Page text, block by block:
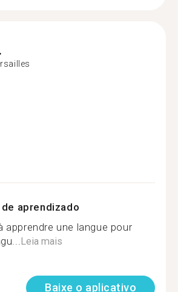
aprendizado
apprendre une langue pour
Leia mais
Baixe o aplicativo